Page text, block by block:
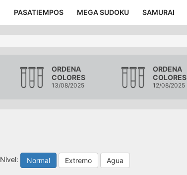
PASATIEMPOS MEGA SUDOKU SAMURAI
ORDENA
COLORES
13/08/2025
ORDENA
COLORES
12/08/2025
Nivel: Normal Extremo Agua